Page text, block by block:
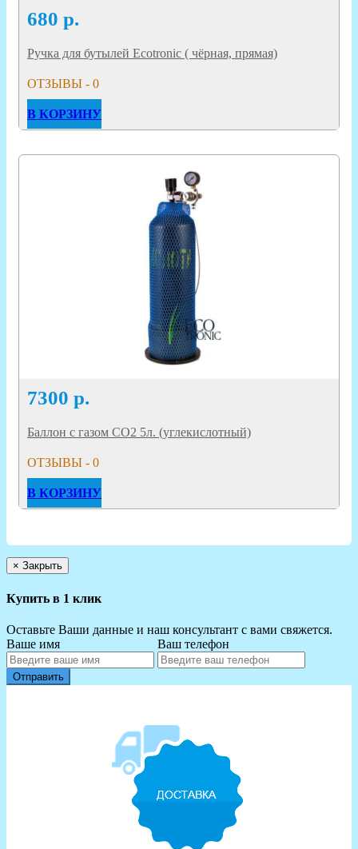
680 р.
Ручка для бутылей Ecotronic ( чёрная, прямая)
ОТЗЫВЫ - 0
В КОРЗИНУ
7300 р.
Баллон с газом CO2 5л. (углекислотный)
ОТЗЫВЫ - 0
В КОРЗИНУ
× Закрыть
Купить в 1 клик
Оставьте Ваши данные и наш консультант с вами свяжется.
Ваше имя
Ваш телефон
Отправить